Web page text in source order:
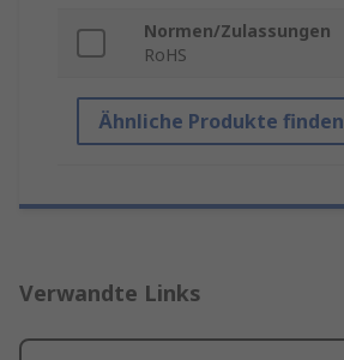
Normen/Zulassungen
RoHS
Ähnliche Produkte finden
Verwandte Links